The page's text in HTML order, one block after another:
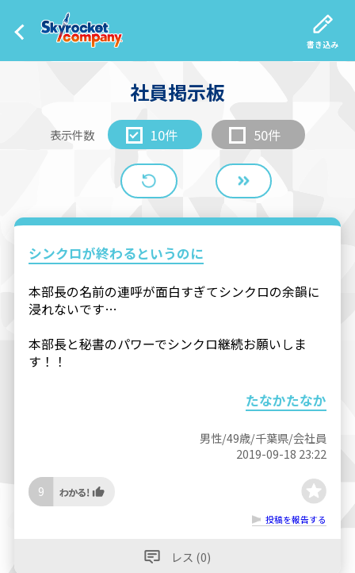
書き込み
社員掲示板
表示件数 10件 50件
シンクロが終わるというのに
本部長の名前の連呼が面白すぎてシンクロの余韻に
浸れないです…
本部長と秘書のパワーでシンクロ継続お願いしま
す！！
たなかたなか
男性/49歳/千葉県/会社員
2019-09-18 23:22
9
投稿を報告する
レス (0)